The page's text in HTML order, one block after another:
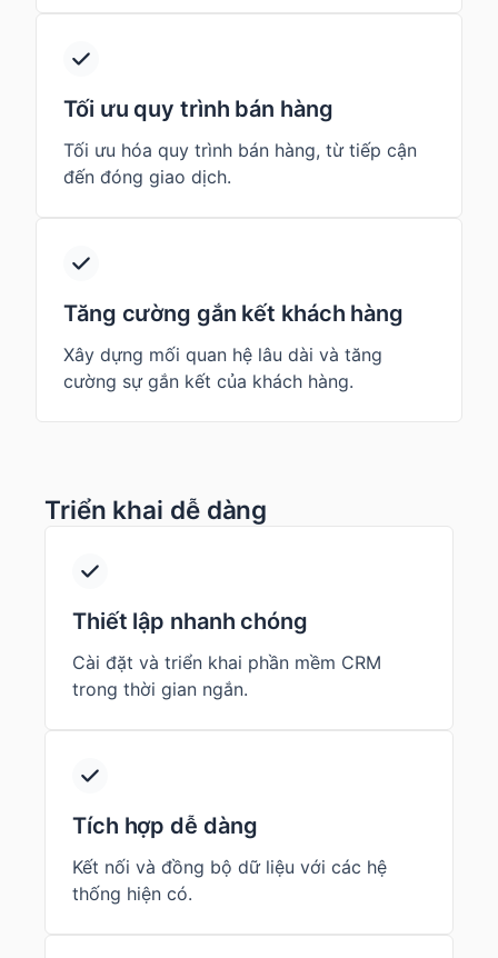
Tối ưu quy trình bán hàng
Tối ưu hóa quy trình bán hàng, từ tiếp cận
đến đóng giao dịch.
Tăng cường gắn kết khách hàng
Xây dựng mối quan hệ lâu dài và tăng
cường sự gắn kết của khách hàng.
Triển khai dễ dàng
Thiết lập nhanh chóng
Cài đặt và triển khai phần mềm CRM
trong thời gian ngắn.
Tích hợp dễ dàng
Kết nối và đồng bộ dữ liệu với các hệ
thống hiện có.